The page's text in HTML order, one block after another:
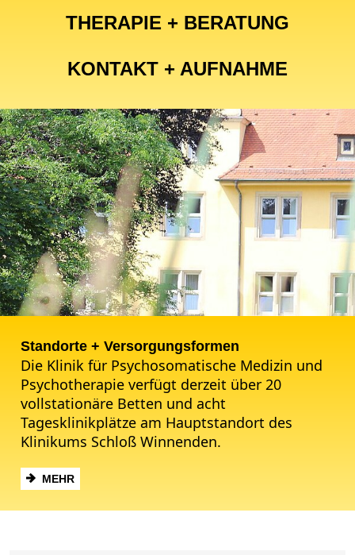
THERAPIE + BERATUNG
KONTAKT + AUFNAHME
Standorte + Versorgungsformen
Die Klinik für Psychosomatische Medizin und
Psychotherapie verfügt derzeit über 20
vollstationäre Betten und acht
Tagesklinikplätze am Hauptstandort des
Klinikums Schloß Winnenden.
MEHR